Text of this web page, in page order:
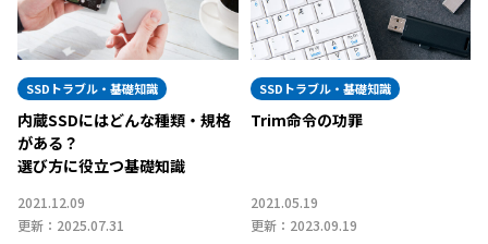
SSDトラブル・基礎知識
内蔵SSDにはどんな種類・規格
がある？
選び方に役立つ基礎知識
2021.12.09
更新：2025.07.31
SSDトラブル・基礎知識
Trim命令の功罪
2021.05.19
更新：2023.09.19